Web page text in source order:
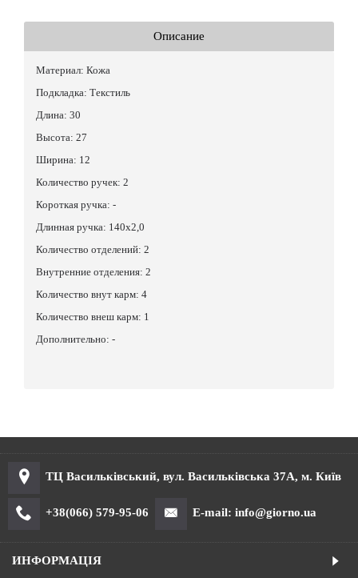
Описание
Материал: Кожа
Подкладка: Текстиль
Длина: 30
Высота: 27
Ширина: 12
Количество ручек: 2
Короткая ручка: -
Длинная ручка: 140х2,0
Количество отделений: 2
Внутренние отделения: 2
Количество внут карм: 4
Количество внеш карм: 1
Дополнительно: -
ТЦ Васильківський, вул. Васильківська 37А, м. Київ
+38(066) 579-95-06 E-mail: info@giorno.ua
ИНФОРМАЦІЯ